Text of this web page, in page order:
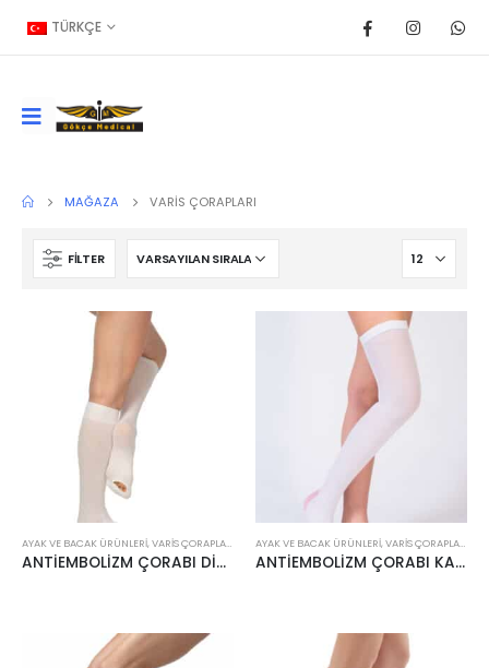
TÜRKÇE
MAĞAZA VARIS ÇORAPLARI
FILTER
AYAK VE BACAK ÜRÜNLERI,VARIS ÇORAPLARI
ANTİEMBOLİZM ÇORABI DİZ ALTI
AYAK VE BACAK ÜRÜNLERI,VARIS ÇORAPLARI
ANTİEMBOLİZM ÇORABI KASIK BOYU